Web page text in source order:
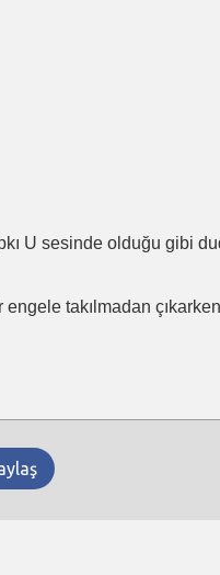
U sesinde olduğu gibi
engele takılmadan